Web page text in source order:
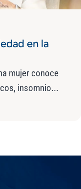
en la
mujer conoce
insomnio...